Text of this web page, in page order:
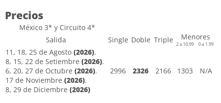
Precios
México 3* y Circuito 4*
Salida
Single Doble Triple Menores
2 a 10.99 0 a 1.99
11, 18, 25 de Agosto (2026).
8, 15, 22 de Setiembre (2026).
6, 20, 27 de Octubre (2026).
17 de Noviembre (2026).
8, 29 de Diciembre (2026)
2996 2326 2166 1303 N/A